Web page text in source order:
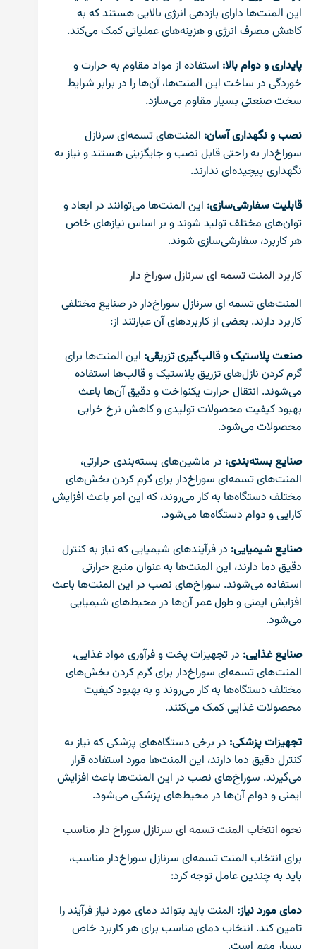
این المنت‌ها دارای بازدهی انرژی بالایی هستند که به
کاهش مصرف انرژی و هزینه‌های عملیاتی کمک می‌کند.
پایداری و دوام بالا: استفاده از مواد مقاوم به حرارت و
خوردگی در ساخت این المنت‌ها، آن‌ها را در برابر شرایط
سخت صنعتی بسیار مقاوم می‌سازد.
نصب و نگهداری آسان: المنت‌های تسمه‌ای سرنازل
سوراخ‌دار به راحتی قابل نصب و جایگزینی هستند و نیاز به
نگهداری پیچیده‌ای ندارند.
قابلیت سفارشی‌سازی: این المنت‌ها می‌توانند در ابعاد و
توان‌های مختلف تولید شوند و بر اساس نیازهای خاص
هر کاربرد، سفارشی‌سازی شوند.
کاربرد المنت تسمه ای سرنازل سوراخ دار
المنت‌های تسمه ای سرنازل سوراخ‌دار در صنایع مختلفی
کاربرد دارند. بعضی از کاربردهای آن‌ عبارتند از:
صنعت پلاستیک و قالب‌گیری تزریقی: این المنت‌ها برای
گرم کردن نازل‌های تزریق پلاستیک و قالب‌ها استفاده
می‌شوند. انتقال حرارت یکنواخت و دقیق آن‌ها باعث
بهبود کیفیت محصولات تولیدی و کاهش نرخ خرابی
محصولات می‌شود.
صنایع بسته‌بندی: در ماشین‌های بسته‌بندی حرارتی،
المنت‌های تسمه‌ای سوراخ‌دار برای گرم کردن بخش‌های
مختلف دستگاه‌ها به کار می‌روند، که این امر باعث افزایش
کارایی و دوام دستگاه‌ها می‌شود.
صنایع شیمیایی: در فرآیندهای شیمیایی که نیاز به کنترل
دقیق دما دارند، این المنت‌ها به عنوان منبع حرارتی
استفاده می‌شوند. سوراخ‌های نصب در این المنت‌ها باعث
افزایش ایمنی و طول عمر آن‌ها در محیط‌های شیمیایی
می‌شود.
صنایع غذایی: در تجهیزات پخت و فرآوری مواد غذایی،
المنت‌های تسمه‌ای سوراخ‌دار برای گرم کردن بخش‌های
مختلف دستگاه‌ها به کار می‌روند و به بهبود کیفیت
محصولات غذایی کمک می‌کنند.
تجهیزات پزشکی: در برخی دستگاه‌های پزشکی که نیاز به
کنترل دقیق دما دارند، این المنت‌ها مورد استفاده قرار
می‌گیرند. سوراخ‌های نصب در این المنت‌ها باعث افزایش
ایمنی و دوام آن‌ها در محیط‌های پزشکی می‌شود.
نحوه انتخاب المنت تسمه ای سرنازل سوراخ دار مناسب
برای انتخاب المنت تسمه‌ای سرنازل سوراخ‌دار مناسب،
باید به چندین عامل توجه کرد:
دمای مورد نیاز: المنت باید بتواند دمای مورد نیاز فرآیند را
تامین کند. انتخاب دمای مناسب برای هر کاربرد خاص